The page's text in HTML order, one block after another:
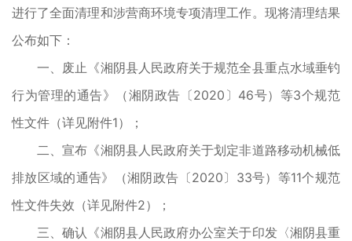
进行了全面清理和涉营商环境专项清理工作。现将清理结果
公布如下：
一、废止《湘阴县人民政府关于规范全县重点水域垂钓
行为管理的通告》（湘阴政告〔2020〕46号）等3个规范
性文件（详见附件1）；
二、宣布《湘阴县人民政府关于划定非道路移动机械低
排放区域的通告》（湘阴政告〔2020〕33号）等11个规范
性文件失效（详见附件2）；
三、确认《湘阴县人民政府办公室关于印发〈湘阴县重